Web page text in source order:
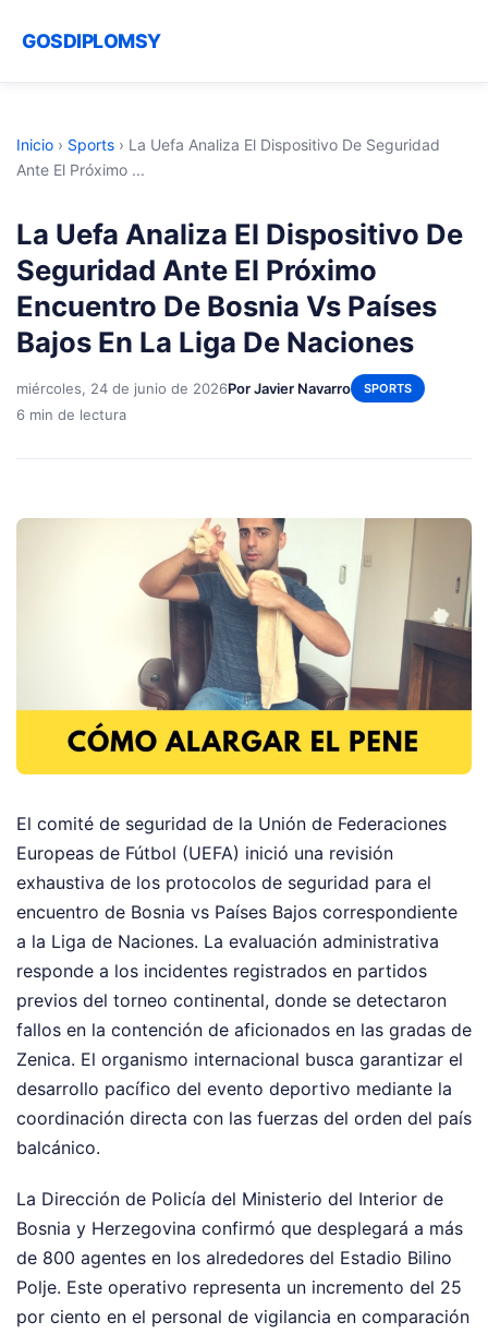
GOSDIPLOMSY
Inicio › Sports › La Uefa Analiza El Dispositivo De Seguridad
Ante El Próximo ...
La Uefa Analiza El Dispositivo De
Seguridad Ante El Próximo
Encuentro De Bosnia Vs Países
Bajos En La Liga De Naciones
miércoles, 24 de junio de 2026Por Javier Navarro SPORTS
6 min de lectura
El comité de seguridad de la Unión de Federaciones
Europeas de Fútbol (UEFA) inició una revisión
exhaustiva de los protocolos de seguridad para el
encuentro de Bosnia vs Países Bajos correspondiente
a la Liga de Naciones. La evaluación administrativa
responde a los incidentes registrados en partidos
previos del torneo continental, donde se detectaron
fallos en la contención de aficionados en las gradas de
Zenica. El organismo internacional busca garantizar el
desarrollo pacífico del evento deportivo mediante la
coordinación directa con las fuerzas del orden del país
balcánico.
La Dirección de Policía del Ministerio del Interior de
Bosnia y Herzegovina confirmó que desplegará a más
de 800 agentes en los alrededores del Estadio Bilino
Polje. Este operativo representa un incremento del 25
por ciento en el personal de vigilancia en comparación